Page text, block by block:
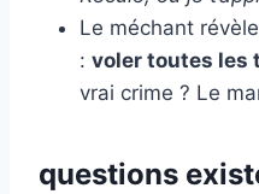
Le méchant
: voler toutes les
vrai crime ? Le
questions